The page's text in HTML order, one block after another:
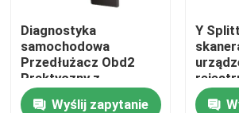
Wycieczka po fabryce
Kontrola jakości
Diagnostyka
samochodowa
Przedłużacz Obd2
Praktyczny z
przełącznikiem
Wyślij zapytanie
Y